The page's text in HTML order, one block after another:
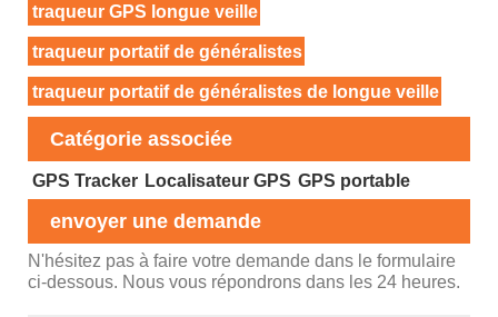
traqueur GPS longue veille
traqueur portatif de généralistes
traqueur portatif de généralistes de longue veille
Catégorie associée
GPS Tracker Localisateur GPS GPS portable
envoyer une demande
N'hésitez pas à faire votre demande dans le formulaire
ci-dessous. Nous vous répondrons dans les 24 heures.